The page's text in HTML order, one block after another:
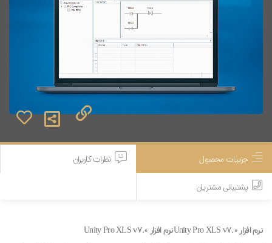
جزییات محصول نظرات کاربران
پشتیبانی مشتریان
نرم افزار Unity Pro XLS v7.0نرم افزار Unity Pro XLS v7.0